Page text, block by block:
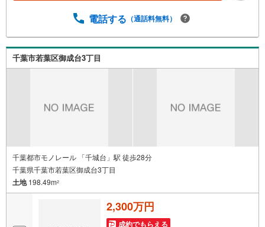
地・環境・価格・広さ」など、どの条件を重視する方にも
丁寧にご提案いたします。気になる物件がございました
ら、周辺環境や資金計画、住宅ローンのご相談なども含め
てトータルサポートいたします。どのようなご相談でもお
電話する （通話料無料）
千葉市若葉区御成台3丁目
千葉都市モノレール 「千城台」駅 徒歩28分
千葉県千葉市若葉区御成台3丁目
土地198.49m2
2,300万円
成約でもらえる